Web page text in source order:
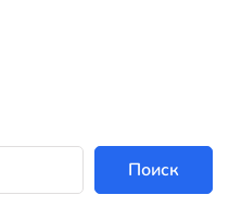
Поиск